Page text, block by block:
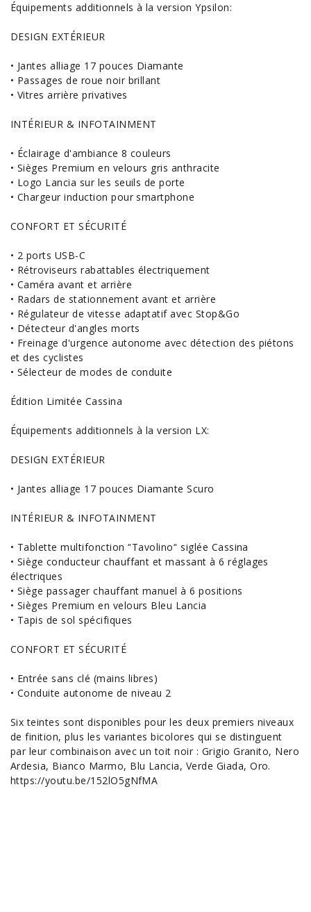
Équipements additionnels à la version Ypsilon:
DESIGN EXTÉRIEUR
• Jantes alliage 17 pouces Diamante
• Passages de roue noir brillant
• Vitres arrière privatives
INTÉRIEUR & INFOTAINMENT
• Éclairage d'ambiance 8 couleurs
• Sièges Premium en velours gris anthracite
• Logo Lancia sur les seuils de porte
• Chargeur induction pour smartphone
CONFORT ET SÉCURITÉ
• 2 ports USB-C
• Rétroviseurs rabattables électriquement
• Caméra avant et arrière
• Radars de stationnement avant et arrière
• Régulateur de vitesse adaptatif avec Stop&Go
• Détecteur d'angles morts
• Freinage d'urgence autonome avec détection des piétons
et des cyclistes
• Sélecteur de modes de conduite
Édition Limitée Cassina
Équipements additionnels à la version LX:
DESIGN EXTÉRIEUR
• Jantes alliage 17 pouces Diamante Scuro
INTÉRIEUR & INFOTAINMENT
• Tablette multifonction ‘'Tavolino‘' siglée Cassina
• Siège conducteur chauffant et massant à 6 réglages
électriques
• Siège passager chauffant manuel à 6 positions
• Sièges Premium en velours Bleu Lancia
• Tapis de sol spécifiques
CONFORT ET SÉCURITÉ
• Entrée sans clé (mains libres)
• Conduite autonome de niveau 2
Six teintes sont disponibles pour les deux premiers niveaux
de finition, plus les variantes bicolores qui se distinguent
par leur combinaison avec un toit noir : Grigio Granito, Nero
Ardesia, Bianco Marmo, Blu Lancia, Verde Giada, Oro.
https://youtu.be/152lO5gNfMA